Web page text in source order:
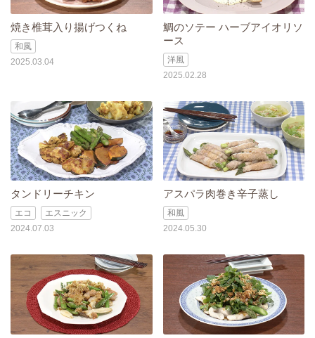
焼き椎茸入り揚げつくね
和風
2025.03.04
鯛のソテー ハーブアイオリソ
ース
洋風
2025.02.28
タンドリーチキン
エコ
エスニック
2024.07.03
アスパラ肉巻き辛子蒸し
和風
2024.05.30